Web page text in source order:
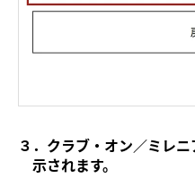
３．クラブ・オン／ミレ
示されます。